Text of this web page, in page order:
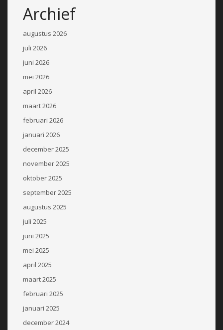
Archief
augustus 2026
juli 2026
juni 2026
mei 2026
april 2026
maart 2026
februari 2026
januari 2026
december 2025
november 2025
oktober 2025
september 2025
augustus 2025
juli 2025
juni 2025
mei 2025
april 2025
maart 2025
februari 2025
januari 2025
december 2024